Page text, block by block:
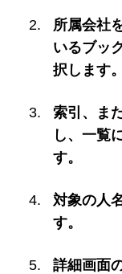
所属会社
いるブッ
択します。
索引、ま
し、一覧
す。
対象の人
す。
詳細画面